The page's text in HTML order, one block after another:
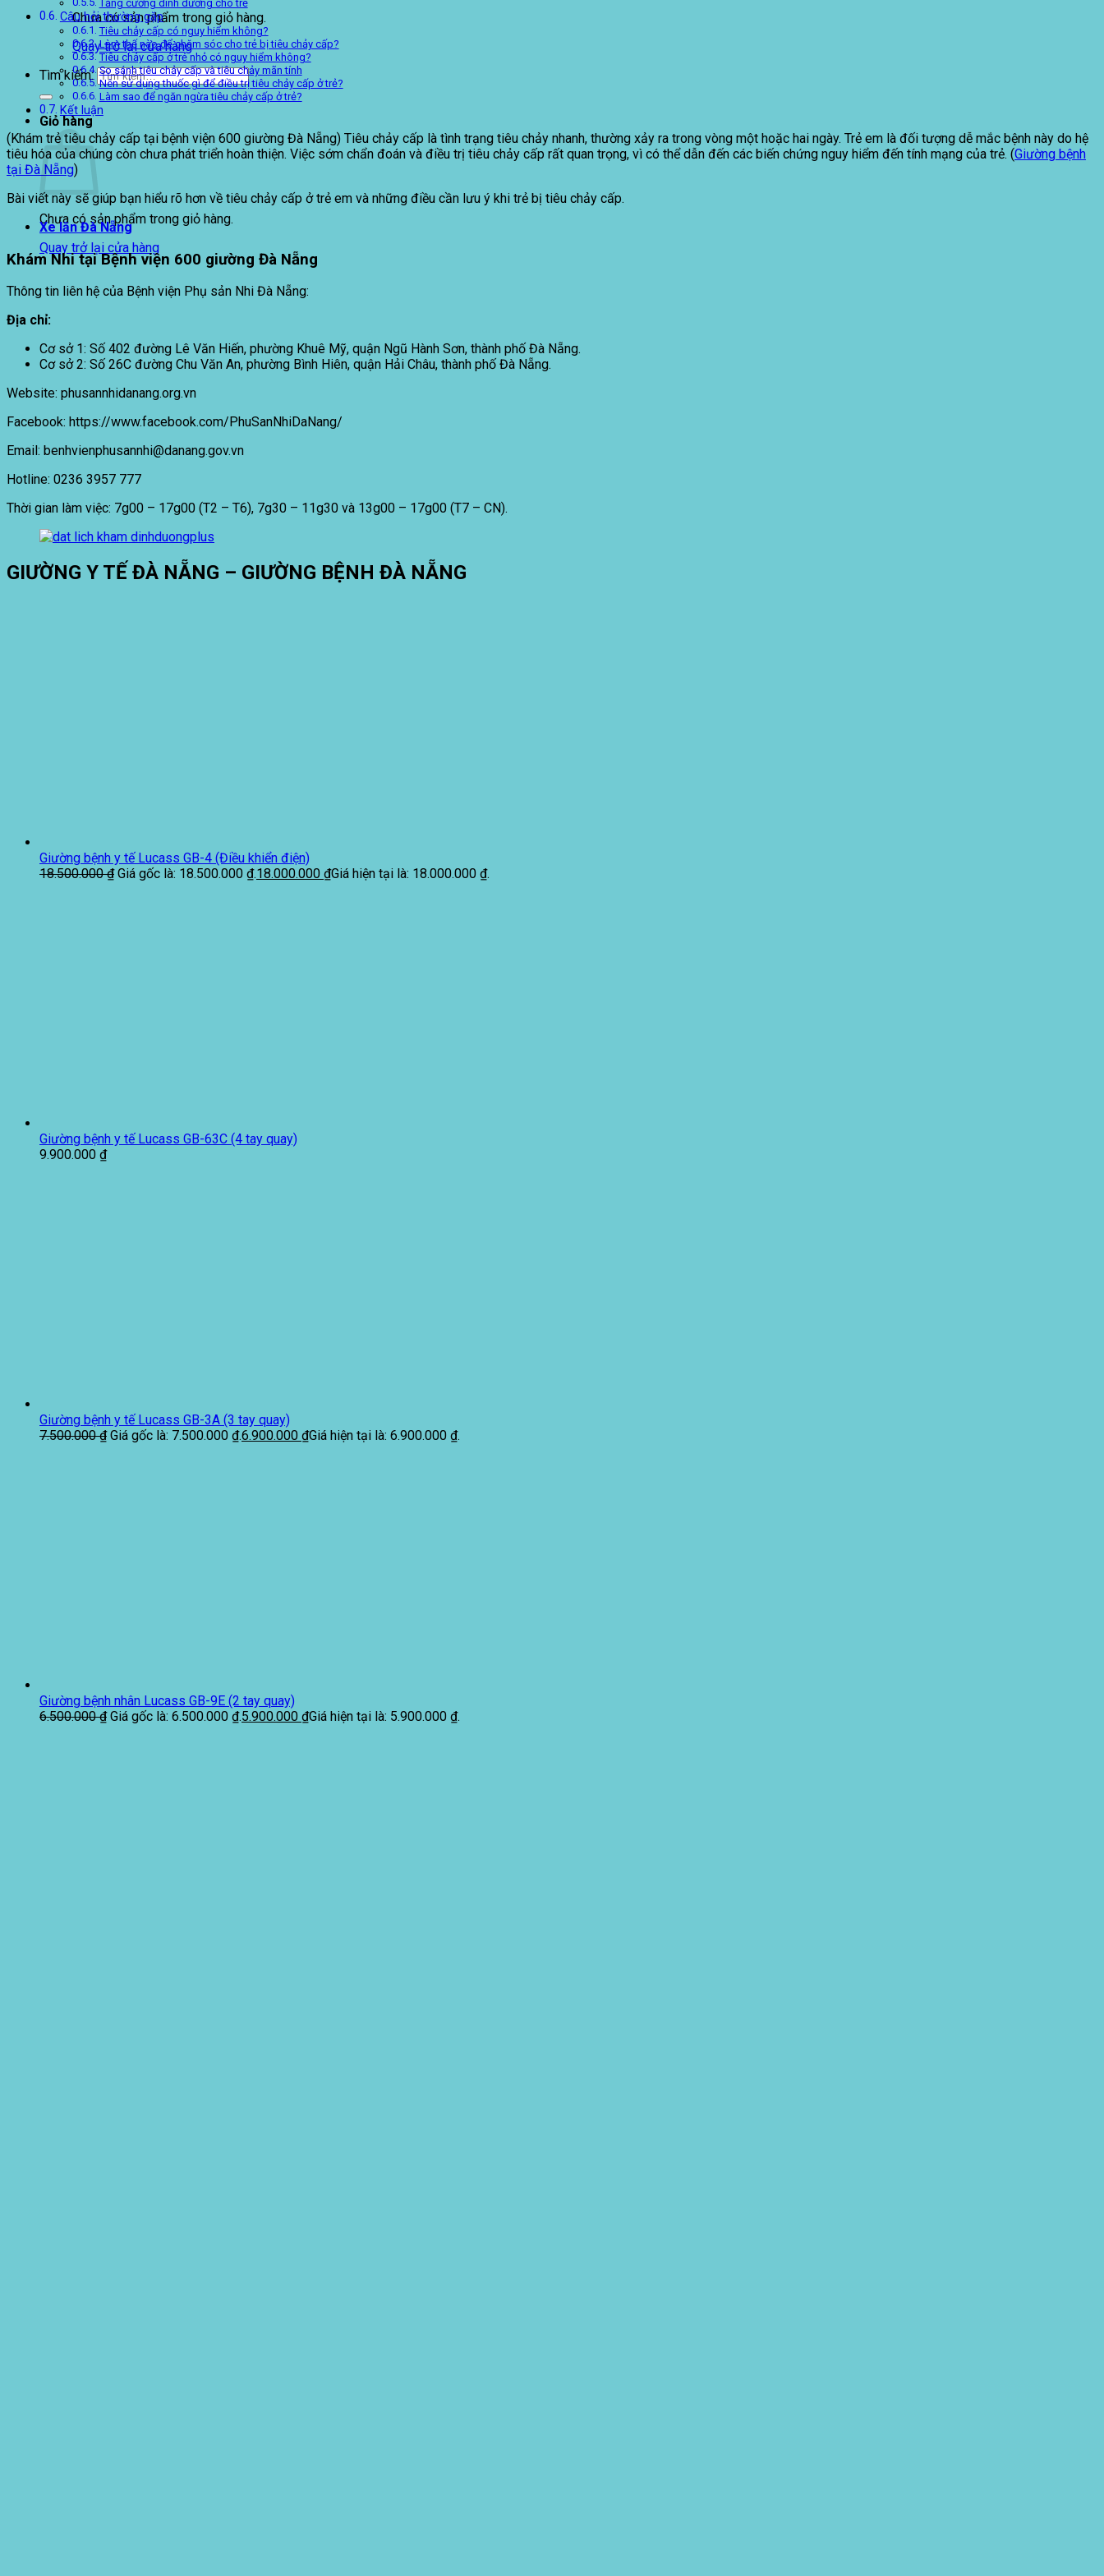
Chưa có sản phẩm trong giỏ hàng.
Quay trở lại cửa hàng
Tìm kiếm:
Giỏ hàng
Chưa có sản phẩm trong giỏ hàng.
Quay trở lại cửa hàng
Tăng cường dinh dưỡng cho trẻ
Câu hỏi thường gặp
Tiêu chảy cấp có nguy hiểm không?
Làm thế nào để chăm sóc cho trẻ bị tiêu chảy cấp?
Tiêu chảy cấp ở trẻ nhỏ có nguy hiểm không?
So sánh tiêu chảy cấp và tiêu chảy mãn tính
Nên sử dụng thuốc gì để điều trị tiêu chảy cấp ở trẻ?
Làm sao để ngăn ngừa tiêu chảy cấp ở trẻ?
Kết luận
(Khám trẻ tiêu chảy cấp tại bệnh viện 600 giường Đà Nẵng) Tiêu chảy cấp là tình trạng tiêu chảy nhanh, thường xảy ra trong vòng một hoặc hai ngày. Trẻ em là đối tượng dễ mắc bệnh này do hệ
tiêu hóa của chúng còn chưa phát triển hoàn thiện. Việc sớm chẩn đoán và điều trị tiêu chảy cấp rất quan trọng, vì có thể dẫn đến các biến chứng nguy hiểm đến tính mạng của trẻ. (Giường bệnh
tại Đà Nẵng)
Bài viết này sẽ giúp bạn hiểu rõ hơn về tiêu chảy cấp ở trẻ em và những điều cần lưu ý khi trẻ bị tiêu chảy cấp.
Xe lăn Đà Nẵng
Khám Nhi tại Bệnh viện 600 giường Đà Nẵng
Thông tin liên hệ của Bệnh viện Phụ sản Nhi Đà Nẵng:
Địa chỉ:
Cơ sở 1: Số 402 đường Lê Văn Hiến, phường Khuê Mỹ, quận Ngũ Hành Sơn, thành phố Đà Nẵng.
Cơ sở 2: Số 26C đường Chu Văn An, phường Bình Hiên, quận Hải Châu, thành phố Đà Nẵng.
Website: phusannhidanang.org.vn
Facebook: https://www.facebook.com/PhuSanNhiDaNang/
Email: benhvienphusannhi@danang.gov.vn
Hotline: 0236 3957 777
Thời gian làm việc: 7g00 – 17g00 (T2 – T6), 7g30 – 11g30 và 13g00 – 17g00 (T7 – CN).
GIƯỜNG Y TẾ ĐÀ NẴNG – GIƯỜNG BỆNH ĐÀ NẴNG
Giường bệnh y tế Lucass GB-4 (Điều khiển điện)
18.500.000₫ Giá gốc là: 18.500.000 ₫.18.000.000 ₫Giá hiện tại là: 18.000.000 ₫.
Giường bệnh y tế Lucass GB-63C (4 tay quay)
9.900.000 ₫
Giường bệnh y tế Lucass GB-3A (3 tay quay)
7.500.000₫ Giá gốc là: 7.500.000 ₫.6.900.000 ₫Giá hiện tại là: 6.900.000 ₫.
Giường bệnh nhân Lucass GB-9E (2 tay quay)
6.500.000₫ Giá gốc là: 6.500.000 ₫.5.900.000 ₫Giá hiện tại là: 5.900.000 ₫.